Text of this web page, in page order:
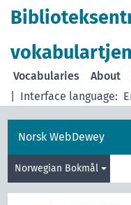
Interface language:
Vocabularies About
Norsk WebDewey
Norwegian Bokmål